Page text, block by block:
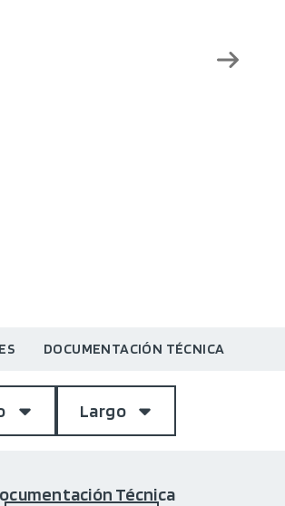
DOCUMENTACIÓN TÉCNICA
Largo
Técnica